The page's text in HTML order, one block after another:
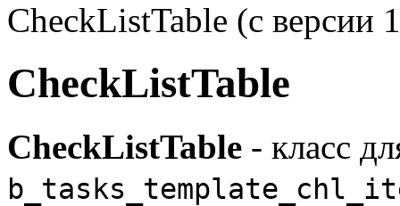
CheckListTable (с версии
CheckListTable
CheckListTable - класс